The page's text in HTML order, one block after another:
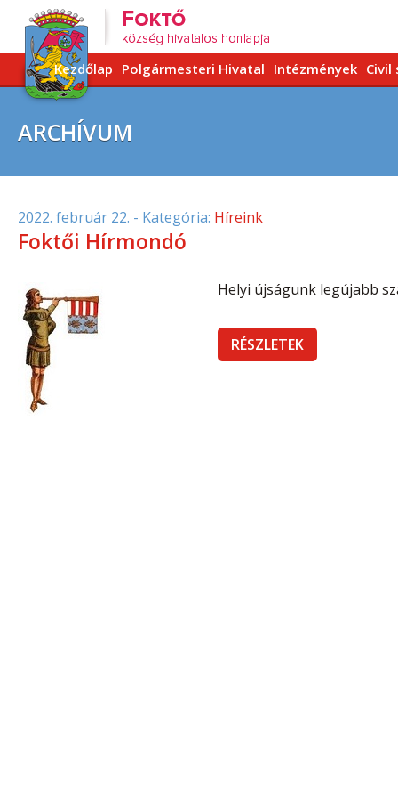
Kezdőlap Polgármesteri Hivatal Intézmények Civil
ARCHÍVUM
2022. február 22. - Kategória: Híreink
Foktői Hírmondó
Helyi újságunk legújabb
RÉSZLETEK